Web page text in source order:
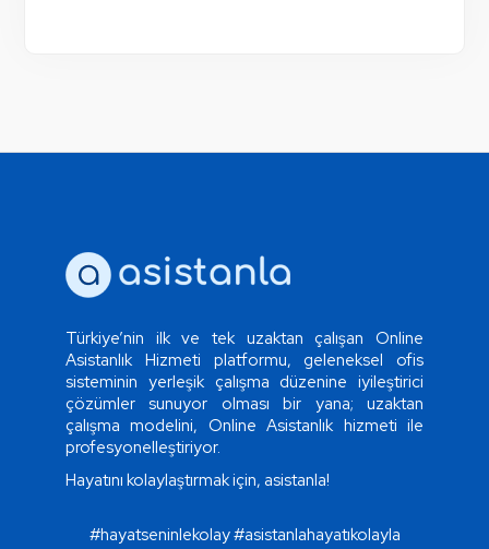
Türkiye’nin ilk ve tek uzaktan çalışan Online
Asistanlık Hizmeti platformu, geleneksel ofis
sisteminin yerleşik çalışma düzenine iyileştirici
çözümler sunuyor olması bir yana; uzaktan
çalışma modelini, Online Asistanlık hizmeti ile
profesyonelleştiriyor.
Hayatını kolaylaştırmak için, asistanla!
#hayatseninlekolay#asistanlahayatıkolayla